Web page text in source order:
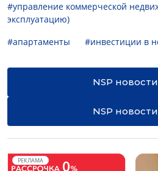
#управление коммерческой
эксплуатацию)
#апартаменты
#инвестиции в
NSP
NSP
РЕКЛАМА